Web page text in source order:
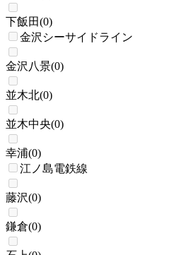
下飯田(0)
金沢シーサイドライン
金沢八景(0)
並木北(0)
並木中央(0)
幸浦(0)
江ノ島電鉄線
藤沢(0)
鎌倉(0)